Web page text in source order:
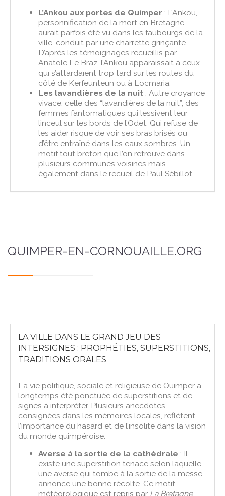
L’Ankou aux portes de Quimper : L’Ankou,
personnification de la mort en Bretagne,
aurait parfois été vu dans les faubourgs de la
ville, conduit par une charrette grinçante.
D’après les témoignages recueillis par
Anatole Le Braz, l’Ankou apparaissait à ceux
qui s’attardaient trop tard sur les routes du
côté de Kerfeunteun ou à Locmaria.
Les lavandières de la nuit : Autre croyance
vivace, celle des “lavandières de la nuit”, des
femmes fantomatiques qui lessivent leur
linceul sur les bords de l’Odet. Qui refuse de
les aider risque de voir ses bras brisés ou
d’être entraîné dans les eaux sombres. Un
motif tout breton que l’on retrouve dans
plusieurs communes voisines mais
également dans le recueil de Paul Sébillot.
QUIMPER-EN-CORNOUAILLE.ORG
LA VILLE DANS LE GRAND JEU DES
INTERSIGNES : PROPHÉTIES, SUPERSTITIONS,
TRADITIONS ORALES
La vie politique, sociale et religieuse de Quimper a
longtemps été ponctuée de superstitions et de
signes à interpréter. Plusieurs anecdotes,
consignées dans les mémoires locales, reflètent
l’importance du hasard et de l’insolite dans la vision
du monde quimpéroise.
Averse à la sortie de la cathédrale : Il
existe une superstition tenace selon laquelle
une averse qui tombe à la sortie de la messe
annonce une bonne récolte. Ce motif
météorologique est repris par La Bretagne